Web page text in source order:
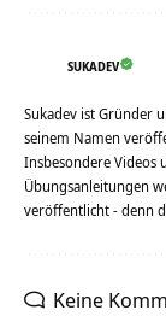
SUKADEV
Sukadev ist Gründer
seinem Namen
Insbesondere Videos
Übungsanleitungen
veröffentlicht - denn
Keine